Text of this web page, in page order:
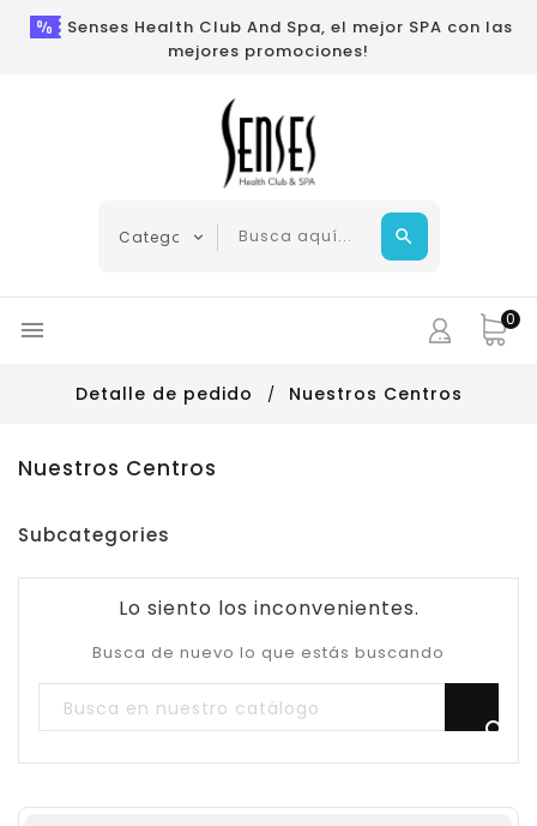
Senses Health Club And Spa, el mejor SPA con las
mejores promociones!
 0
Detalle de pedido Nuestros Centros
Nuestros Centros
Subcategories
Lo siento los inconvenientes.
Busca de nuevo lo que estás buscando
